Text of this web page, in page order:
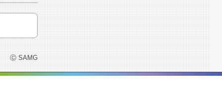
Ⓒ SAMG